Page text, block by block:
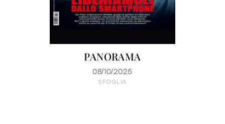
PANORAMA
08/10/2025
SFOGLIA